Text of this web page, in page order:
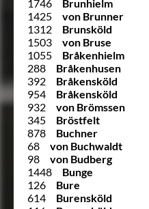
1746
Brunhielm
1425
von Brunner
1312
Brunsköld
1503
von Bruse
1055
Bråkenhielm
288
Bråkenhusen
392
Bråkensköld
954
Bråkensköld
932
von Brömssen
345
Bröstfelt
878
Buchner
68
von Buchwaldt
98
von Budberg
1448
Bunge
126
Bure
614
Burensköld